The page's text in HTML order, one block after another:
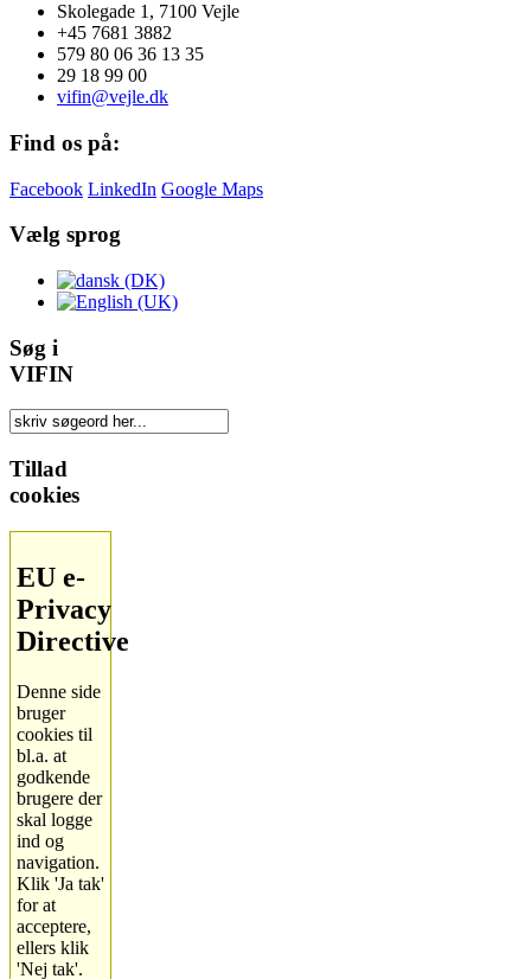
Skolegade 1, 7100 Vejle
+45 7681 3882
579 80 06 36 13 35
29 18 99 00
vifin@vejle.dk
Find os på:
Facebook LinkedIn Google Maps
Vælg sprog
Søg i
VIFIN
Tillad
cookies
EU e-
Privacy
Directive
Denne side
bruger
cookies til
bl.a. at
godkende
brugere der
skal logge
ind og
navigation.
Klik 'Ja tak'
for at
acceptere,
ellers klik
'Nej tak'.